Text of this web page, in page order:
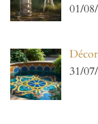
01/
31/